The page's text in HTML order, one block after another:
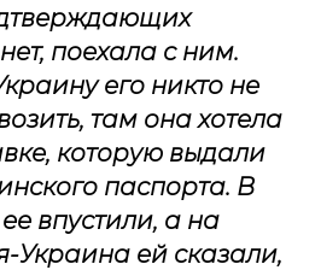
поехала с ним.
его никто не
там она хотела
которую выдали
паспорта. В
впустили, а на
Украина ей сказали,